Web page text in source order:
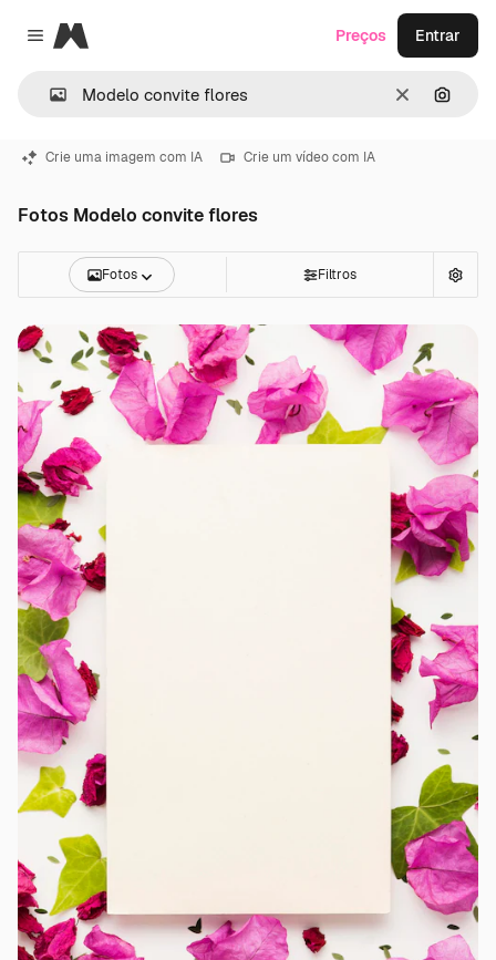
Close menu
Magnific
Limpar
Preços Entrar
Crie uma imagem com IA Crie um vídeo com IA
Fotos Modelo convite flores
Fotos Filtros